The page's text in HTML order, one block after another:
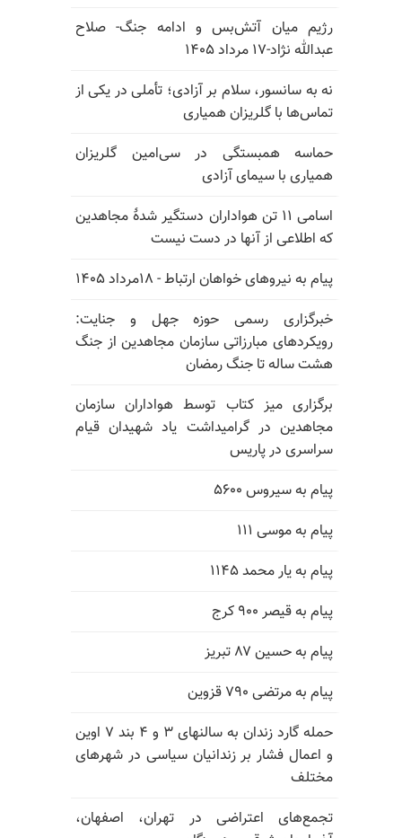
رژیم میان آتش‌بس و ادامه جنگ- صلاح
عبدالله نژاد-۱۷ مرداد ۱۴۰۵
نه به سانسور، سلام بر آزادی؛ تأملی در یکی از
تماس‌ها با گلریزان همیاری
حماسه همبستگی در سی‌امین گلریزان
همیاری با سیمای آزادی
اسامی ۱۱ تن هواداران دستگیر شدهٔ مجاهدین
که اطلاعی از آنها در دست نیست
پیام به نیروهای خواهان ارتباط - ۱۸مرداد ۱۴۰۵
خبرگزاری رسمی حوزه جهل و جنایت:
رویکردهای مبارزاتی سازمان مجاهدین از جنگ
هشت ساله تا جنگ رمضان
برگزاری میز کتاب توسط هواداران سازمان
مجاهدین در گرامیداشت یاد شهیدان قیام
سراسری در پاریس
پیام به سیروس ۵۶۰۰
پیام به موسی ۱۱۱
پیام به یار محمد ۱۱۴۵
پیام به قیصر ۹۰۰ کرج
پیام به حسین ۸۷ تبریز
پیام به مرتضی ۷۹۰ قزوین
حمله گارد زندان به سالنهای ۳ و ۴ بند ۷ اوین
و اعمال فشار بر زندانیان سیاسی در شهرهای
مختلف
تجمع‌های اعتراضی در تهران، اصفهان،